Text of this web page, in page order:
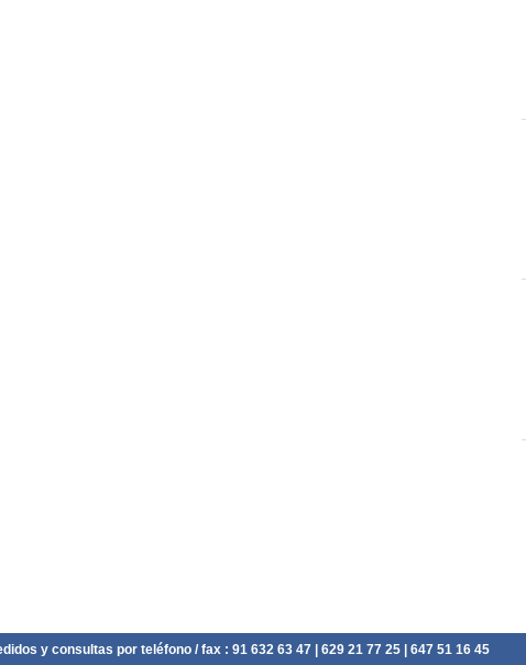
y consultas por teléfono / fax : 91 632 63 47 | 629 21 77 25 | 647 51 16 45